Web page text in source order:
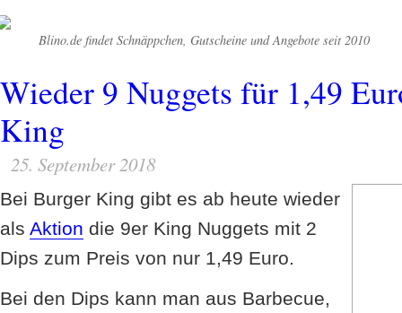
Blino.de findet Schnäppchen, Gutscheine und Angebote seit 2010
Wieder 9 Nuggets für 1,49
King
25. September 2018
Bei Burger King gibt es ab heute wieder
als Aktion die 9er King Nuggets mit 2
Dips zum Preis von nur 1,49 Euro.
Bei den Dips kann man aus Barbecue,